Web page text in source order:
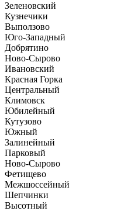
Зеленовский
Кузнечики
Выползово
Юго-Западный
Добрятино
Ново-Сырово
Ивановский
Красная Горка
Центральный
Климовск
Юбилейный
Кутузово
Южный
Залинейный
Парковый
Ново-Сырово
Фетищево
Межшоссейный
Шепчинки
Высотный